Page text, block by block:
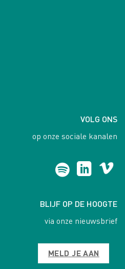
VOLG ONS
op onze sociale kanalen
BLIJF OP DE HOOGTE
via onze nieuwsbrief
MELD JE AAN